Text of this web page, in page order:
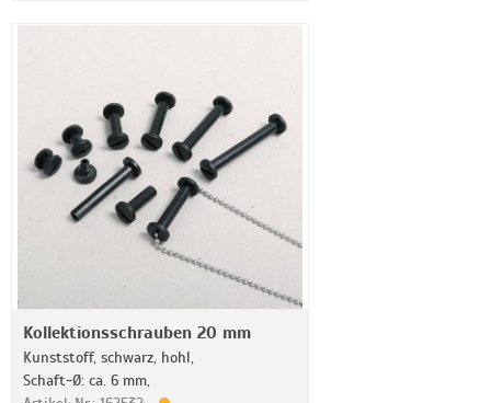
Kollektionsschrauben 20 mm
Kunststoff, schwarz, hohl,
Schaft-Ø: ca. 6 mm,